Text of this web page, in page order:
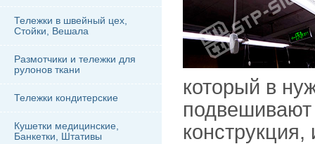
Тележки в швейный цех,
Стойки, Вешала
Размотчики и тележки для
рулонов ткани
Тележки кондитерские
Кушетки медицинские,
Банкетки, Штативы
который в
подвешивают